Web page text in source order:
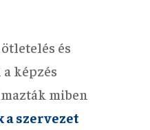
és
képzés
miben
a szervezet